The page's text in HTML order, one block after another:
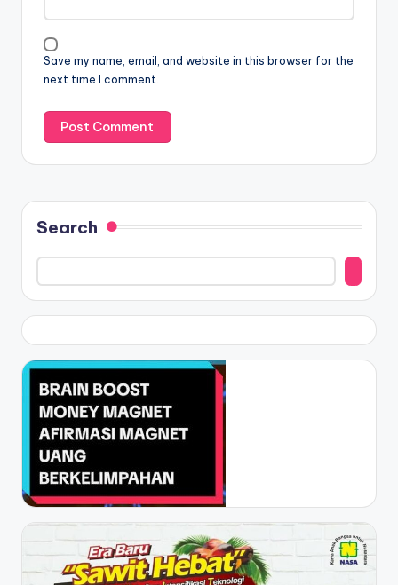
Save my name, email, and website in this browser for the
next time I comment.
Search